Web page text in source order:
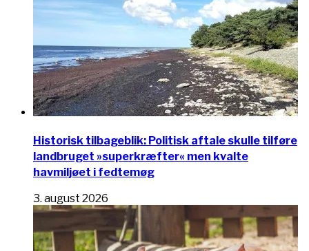
Historisk tilbageblik: Politisk aftale skulle tilføre
landbruget »superkræfter« men kvalte
havmiljøet i fedtemøg
3. august 2026